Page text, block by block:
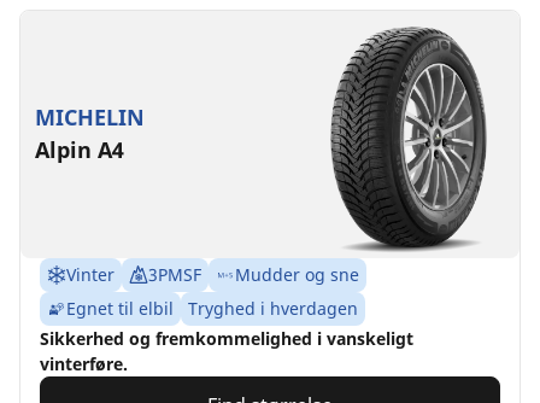
MICHELIN
Alpin A4
Vinter 3PMSF
Mudder og sne
Egnet til elbil
Tryghed i hverdagen
Sikkerhed og fremkommelighed i vanskeligt
vinterføre.